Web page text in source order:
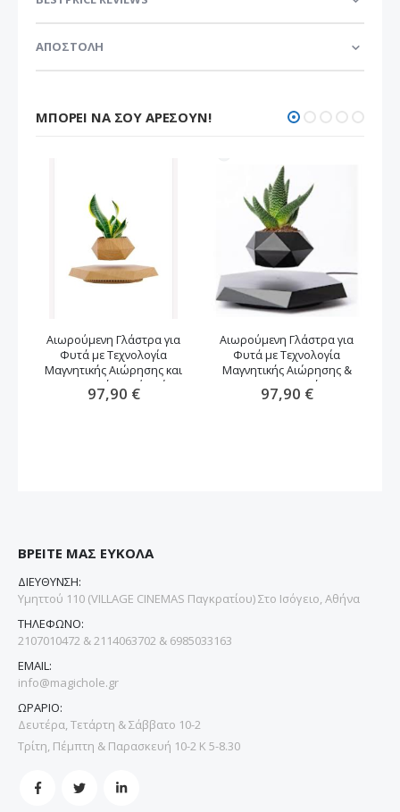
ΑΠΟΣΤΟΛΗ
ΜΠΟΡΕΊ ΝΑ ΣΟΥ ΑΡΈΣΟΥΝ!
Αιωρούμενη Γλάστρα για
Φυτά με Τεχνολογία
Μαγνητικής Αιώρησης και
Περιστροφή -καφέ χρώμα
97,90 €
Αιωρούμενη Γλάστρα για
Φυτά με Τεχνολογία
Μαγνητικής Αιώρησης &
Περιστροφή
97,90 €
ΒΡΕΙΤΕ ΜΑΣ ΕΥΚΟΛΑ
ΔΙΕΥΘΥΝΣΗ:
Υμηττού 110 (VILLAGE CINEMAS Παγκρατίου) Στο Ισόγειο, Αθήνα
ΤΗΛΕΦΩΝΟ:
2107010472 & 2114063702 & 6985033163
EMAIL:
info@magichole.gr
ΩΡΑΡΙΟ:
Δευτέρα, Τετάρτη & Σάββατο 10-2
Τρίτη, Πέμπτη & Παρασκευή 10-2 Κ 5-8.30